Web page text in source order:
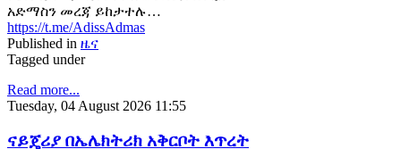
አድማስን መረጃ ይከታተሉ…
https://t.me/AdissAdmas
Published in ዜና
Tagged under
Read more...
Tuesday, 04 August 2026 11:55
ናይጄሪያ በኤሌክትሪክ አቅርቦት እጥረት